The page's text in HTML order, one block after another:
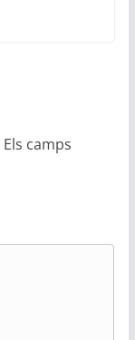
Els camps